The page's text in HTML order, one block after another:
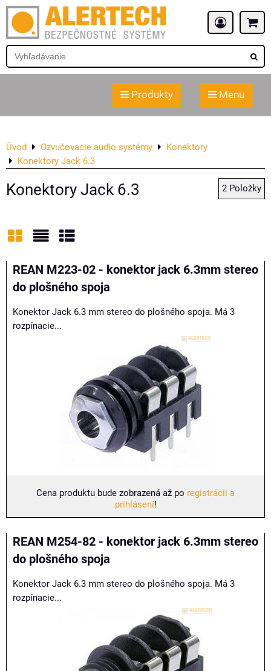
Produkty Menu
Úvod Ozvučovacie audio systémy
Konektory
Konektory Jack 6.3
Konektory Jack 6.3 2 Položky
Mriežka
REAN M223-02 - konektor jack 6.3mm stereo
do plošného spoja
Konektor Jack 6.3 mm stereo do plošného spoja. Má 3
rozpínacie...
Cena produktu bude zobrazená až po registrácii a
prihlásení!
REAN M254-82 - konektor jack 6.3mm stereo
do plošného spoja
Konektor Jack 6.3 mm stereo do plošného spoja. Má 3
rozpínacie...